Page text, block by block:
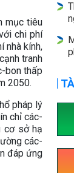
mục tiêu
chi phí
nhà kính,
tranh
bon thấp
2050.
pháp lý
chỉ các-
cơ sở hạ
các-
đáp ứng